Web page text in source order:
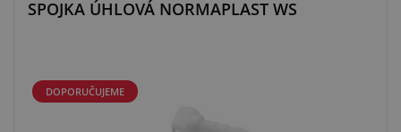
SPOJKA ÚHLOVÁ NORMAPLAST WS
DOPORUČUJEME